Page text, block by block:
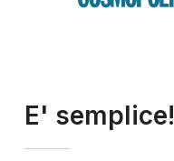
E' semplice!